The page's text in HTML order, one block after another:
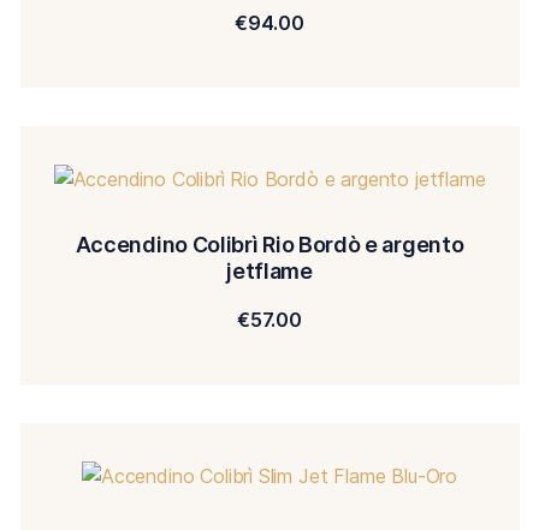
€94.00
Accendino Colibrì Rio Bordò e argento
jetflame
€57.00